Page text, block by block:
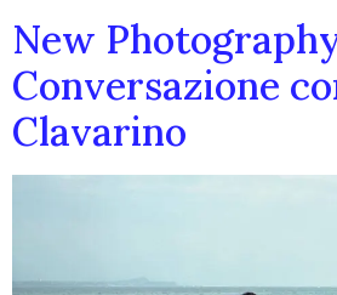
New
Conversazione
Clavarino